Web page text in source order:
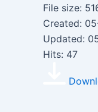
File size:
Created:
Updated:
Hits: 47